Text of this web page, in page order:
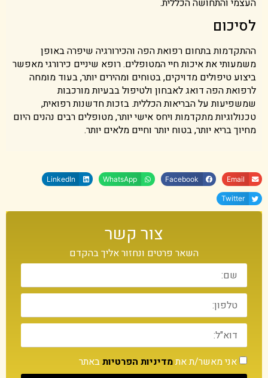
לסיכום
ההתקדמות בתחום רפואת הפה והכירורגיה שיפרה באופן
משמעותי את איכות חיי המטופלים. רופא שיניים כירורגי מאפשר
ביצוע טיפולים מדויקים, בטוחים ומהירים יותר, בעוד מומחה
לרפואת הפה דואג לאבחון ולטיפול בבעיות מורכבות
שמשפיעות על הבריאות הכללית. בזכות חדשנות רפואית,
טכנולוגיות מתקדמות ויחס אישי יותר, מטופלים רבים נהנים היום
מחיוך בריא יותר, בטוח יותר וחיים מלאים יותר.
Email
Facebook
WhatsApp
LinkedIn
Twitter
צור קשר
השאר פרטים ונחזור אליך בהקדם
אני מאשר/ת אתמדיניות הפרטיותבאתר